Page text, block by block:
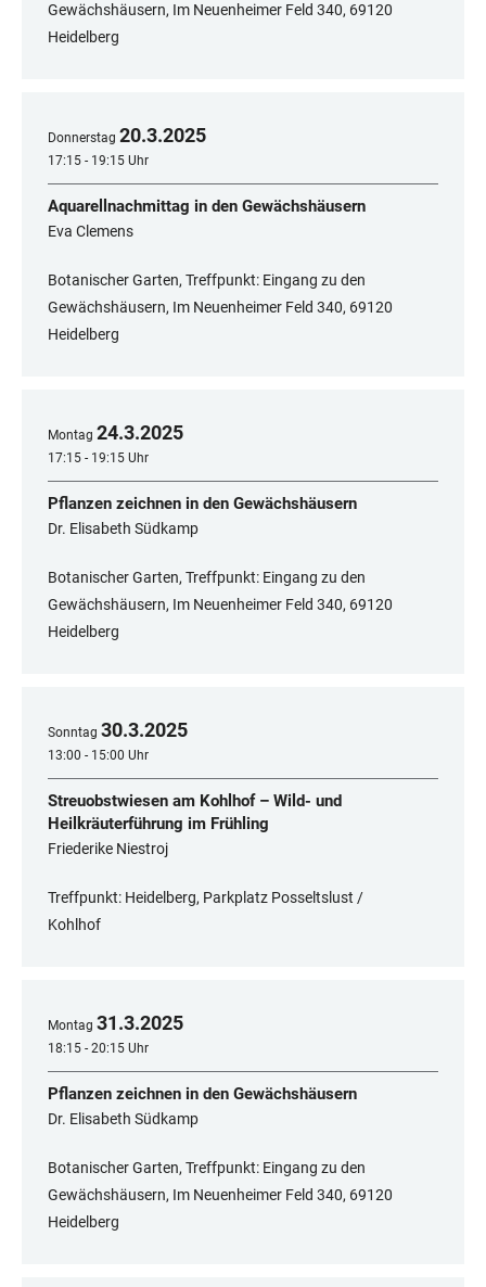
Gewächshäusern, Im Neuenheimer Feld 340, 69120
Heidelberg
Donnerstag 20.3.2025
17:15 - 19:15 Uhr
Aquarellnachmittag in den Gewächshäusern
Eva Clemens
Botanischer Garten, Treffpunkt: Eingang zu den
Gewächshäusern, Im Neuenheimer Feld 340, ​​​​​​​69120
Heidelberg
Montag 24.3.2025
17:15 - 19:15 Uhr
Pflanzen zeichnen in den Gewächshäusern
Dr. Elisabeth Südkamp
Botanischer Garten, Treffpunkt: Eingang zu den
Gewächshäusern, Im Neuenheimer Feld 340, 69120
Heidelberg
Sonntag 30.3.2025
13:00 - 15:00 Uhr
Streuobstwiesen am Kohlhof – Wild- und
Heilkräuterführung im Frühling
Friederike Niestroj
Treffpunkt: Heidelberg, Parkplatz Posseltslust /
Kohlhof
Montag 31.3.2025
18:15 - 20:15 Uhr
Pflanzen zeichnen in den Gewächshäusern
Dr. Elisabeth Südkamp
Botanischer Garten, Treffpunkt: Eingang zu den
Gewächshäusern, Im Neuenheimer Feld 340, 69120
Heidelberg